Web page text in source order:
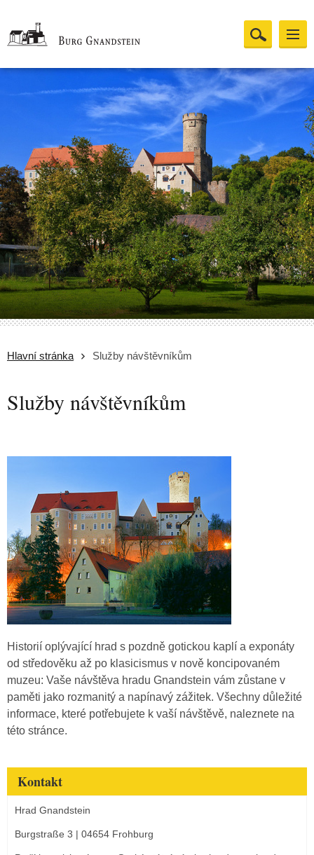
Hlavní stránka Služby návštěvníkům
Služby návštěvníkům
Historií oplývající hrad s pozdně gotickou kaplí a exponáty
od středověku až po klasicismus v nově koncipovaném
muzeu: Vaše návštěva hradu Gnandstein vám zůstane v
paměti jako rozmanitý a napínavý zážitek. Všechny důležité
informace, které potřebujete k vaší návštěvě, naleznete na
této stránce.
Kontakt
Hrad Gnandstein
Burgstraße 3 | 04654 Frohburg